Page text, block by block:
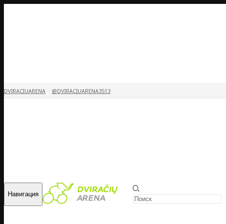
DVIRACIUARENA @DVIRACIUARENA3513
Навигация